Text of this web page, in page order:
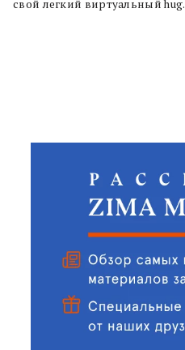
свой легкий виртуальный hug.